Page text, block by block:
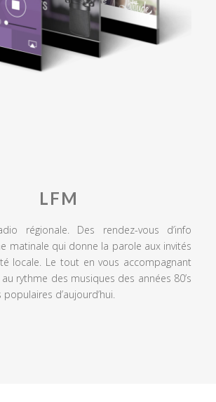
LFM
régionale. Des rendez-vous d’info
matinale qui donne la parole aux invités
locale. Le tout en vous accompagnant
rythme des musiques des années 80’s
d’aujourd’hui.